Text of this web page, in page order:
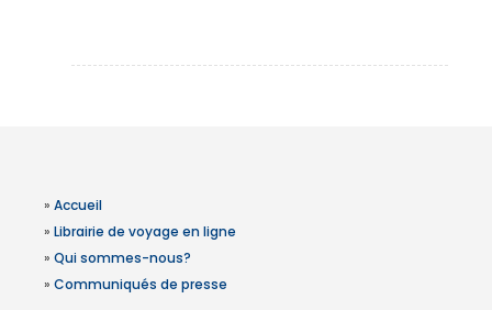
» Accueil
» Librairie de voyage en ligne
» Qui sommes-nous?
» Communiqués de presse